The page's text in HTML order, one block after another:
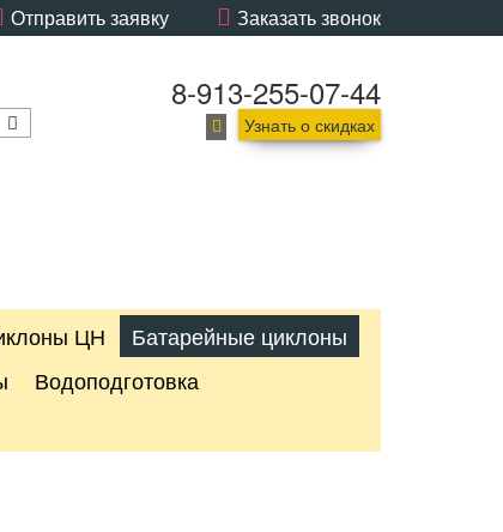
Заказать звонок
Отправить заявку
8-913-255-07-44
Узнать о скидках
ЦН
Батарейные циклоны
Водоподготовка